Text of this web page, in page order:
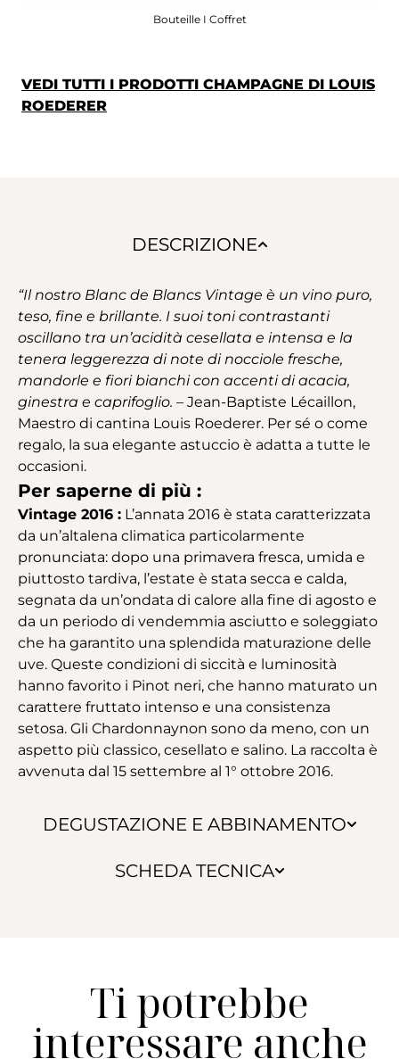
Bouteille I Coffret
VEDI TUTTI I PRODOTTI CHAMPAGNE DI LOUIS
ROEDERER
DESCRIZIONE
DEGUSTAZIONE E ABBINAMENTO
SCHEDA TECNICA
“Il nostro Blanc de Blancs Vintage è un vino puro,
teso, fine e brillante. I suoi toni contrastanti
oscillano tra un’acidità cesellata e intensa e la
tenera leggerezza di note di nocciole fresche,
mandorle e fiori bianchi con accenti di acacia,
ginestra e caprifoglio. – Jean-Baptiste Lécaillon,
Maestro di cantina Louis Roederer. Per sé o come
regalo, la sua elegante astuccio è adatta a tutte le
occasioni.
Per saperne di più :
Vintage 2016 : L’annata 2016 è stata caratterizzata
da un’altalena climatica particolarmente
pronunciata: dopo una primavera fresca, umida e
piuttosto tardiva, l’estate è stata secca e calda,
segnata da un’ondata di calore alla fine di agosto e
da un periodo di vendemmia asciutto e soleggiato
che ha garantito una splendida maturazione delle
uve. Queste condizioni di siccità e luminosità
hanno favorito i Pinot neri, che hanno maturato un
carattere fruttato intenso e una consistenza
setosa. Gli Chardonnaynon sono da meno, con un
aspetto più classico, cesellato e salino. La raccolta è
avvenuta dal 15 settembre al 1° ottobre 2016.
Ti potrebbe
interessare anche